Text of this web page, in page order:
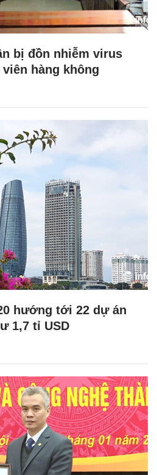
bị đồn nhiễm virus
hàng không
hướng tới 22 dự án
1,7 tỉ USD